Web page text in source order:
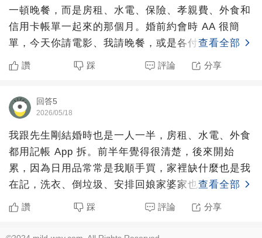
一頓晚餐，而是房租、水電、保險、孝親費、外食和
信用卡帳單一起來的那個月。婚前約會時 AA 很簡
單，今天你請電影、我請晚餐，或是各付各的，都不
太會傷感情。可
查看全部
讚 踩 評論 分享
回答5
2026/05/18
我跟先生剛結婚時也是一人一半，房租、水電、外食
都用記帳 App 拆。前半年覺得很清楚，後來開始
累，因為日用品常常是我順手買，家裡缺什麼也是我
在記，洗衣、倒垃圾、安排回娘家婆家也幾乎是我處
理。錢看起來一
查看全部
讚 踩 評論 分享